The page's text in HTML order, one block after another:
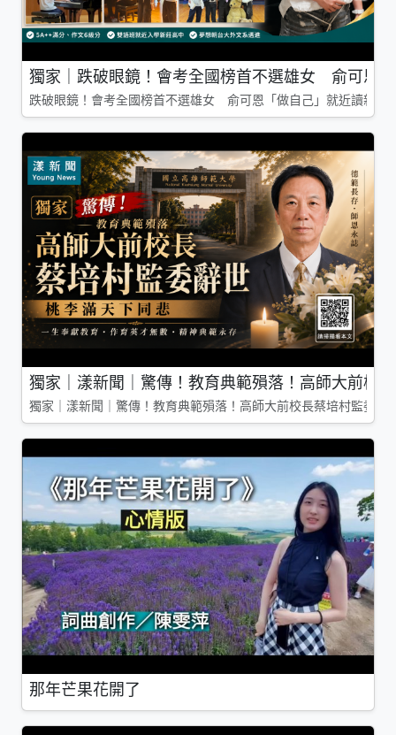
獨家｜跌破眼鏡！會考全國榜首不選雄女 俞可恩
跌破眼鏡！會考全國榜首不選雄女 俞可恩「做自己」就近讀新莊
獨家｜漾新聞｜驚傳！教育典範殞落！高師大前校
獨家｜漾新聞｜驚傳！教育典範殞落！高師大前校長蔡培村監委
那年芒果花開了